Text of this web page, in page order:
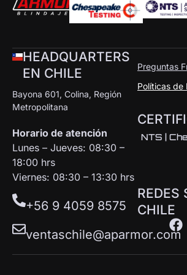
HEADQUARTERS
EN CHILE
Bayona 601, Colina, Región
Metropolitana
Horario de atención
Lunes – Jueves: 08:30 –
18:00 hrs
Viernes: 08:30 – 13:30 hrs
+56 9 4059 8575
ventaschile@aparmor.com
Preguntas
Políticas de
NTS |
REDES
CHILE